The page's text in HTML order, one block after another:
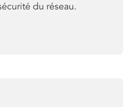
du réseau.